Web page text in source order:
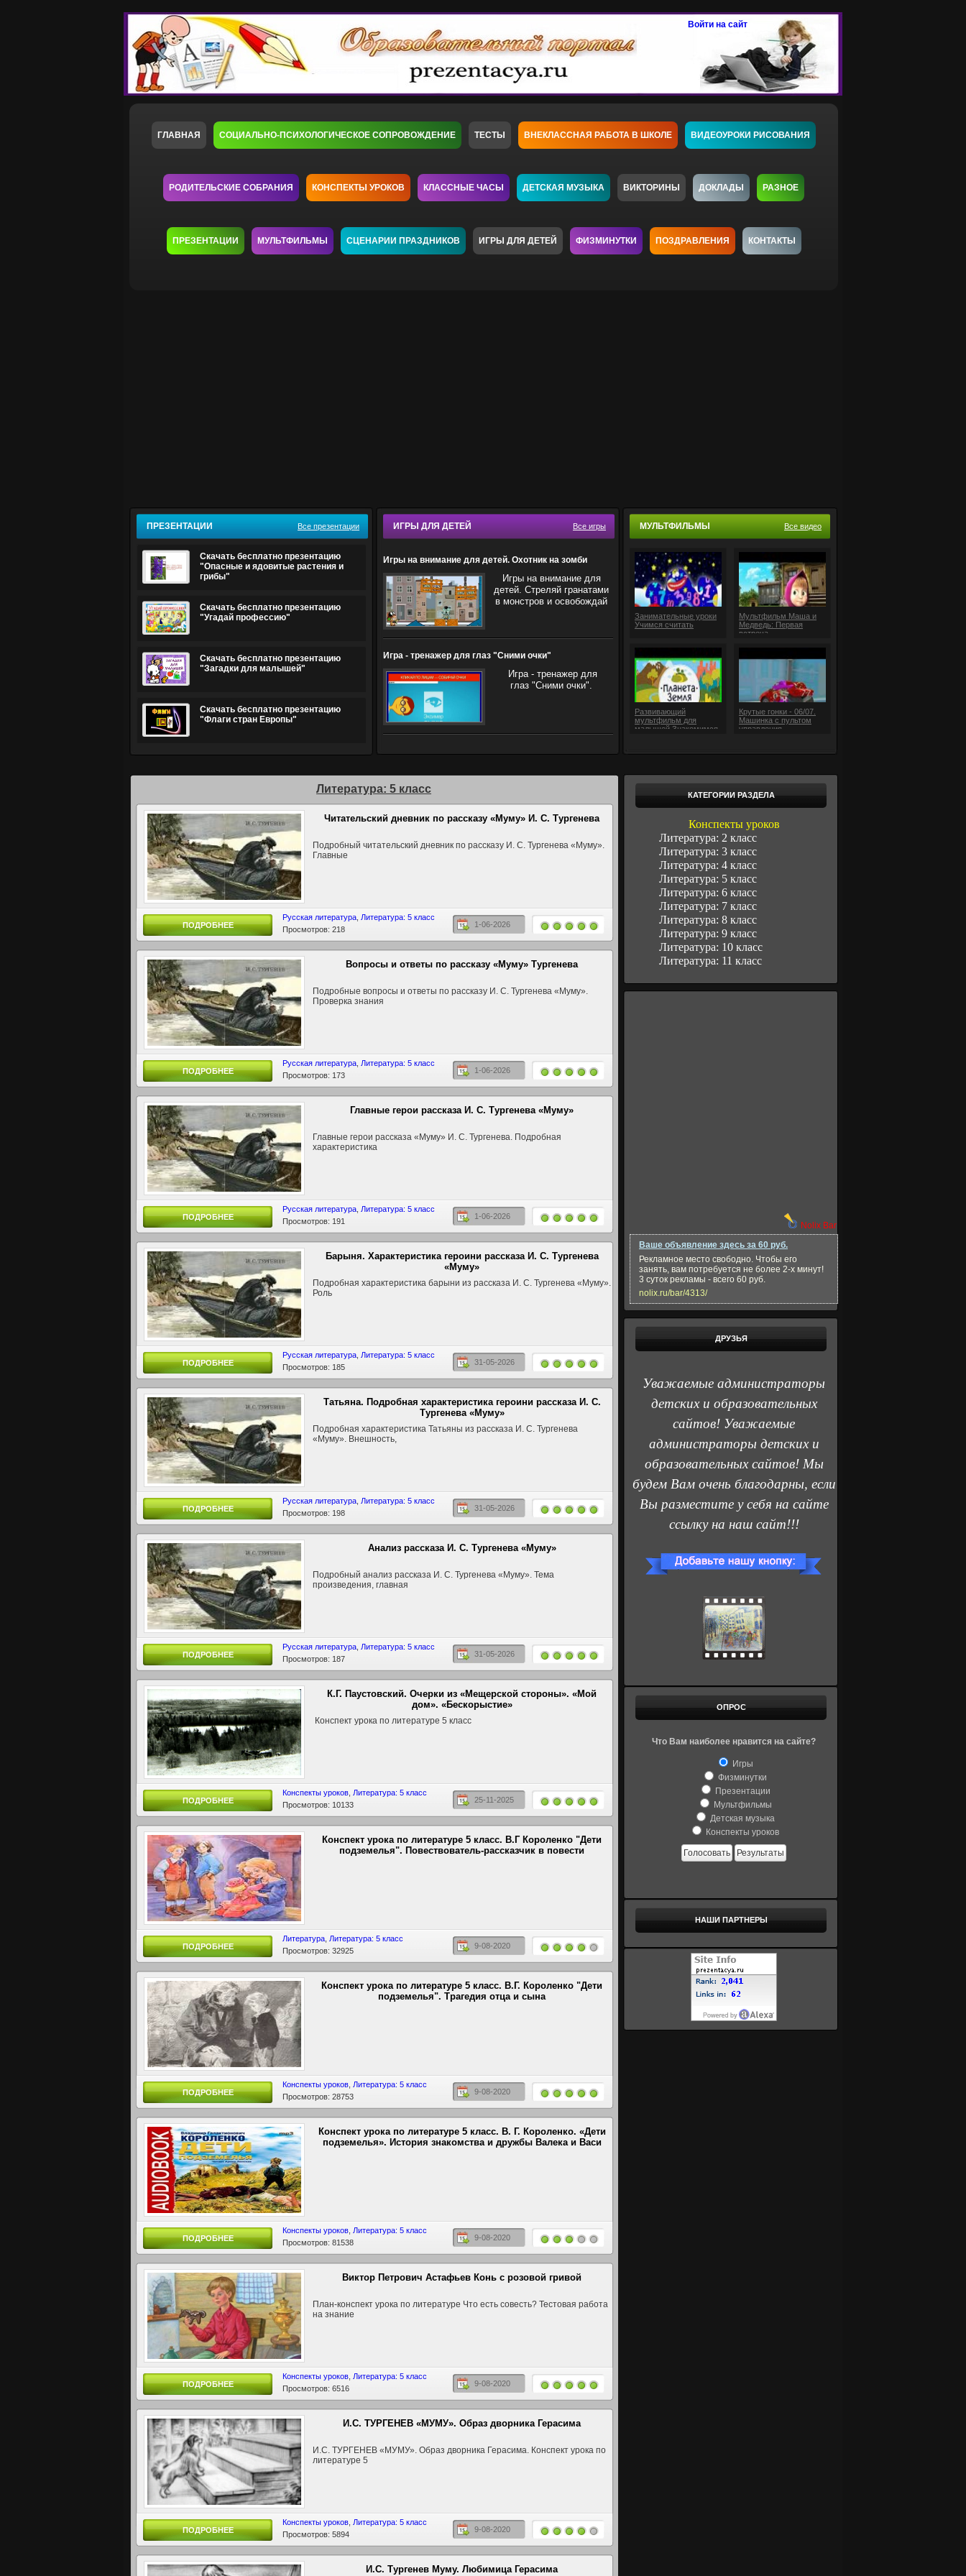
Войти на сайт
ГЛАВНАЯ СОЦИАЛЬНО-ПСИХОЛОГИЧЕСКОЕ СОПРОВОЖДЕНИЕ ТЕСТЫ ВНЕКЛАССНАЯ РАБОТА В ШКОЛЕ ВИДЕОУРОКИ РИСОВАНИЯ
РОДИТЕЛЬСКИЕ СОБРАНИЯ КОНСПЕКТЫ УРОКОВ КЛАССНЫЕ ЧАСЫ ДЕТСКАЯ МУЗЫКА ВИКТОРИНЫ ДОКЛАДЫ РАЗНОЕ
ПРЕЗЕНТАЦИИ МУЛЬТФИЛЬМЫ СЦЕНАРИИ ПРАЗДНИКОВ ИГРЫ ДЛЯ ДЕТЕЙ ФИЗМИНУТКИ ПОЗДРАВЛЕНИЯ КОНТАКТЫ
ПРЕЗЕНТАЦИИ Все презентации
Скачать бесплатно презентацию
"Опасные и ядовитые растения и
грибы"
Скачать бесплатно презентацию
"Угадай профессию"
Скачать бесплатно презентацию
"Загадки для малышей"
Скачать бесплатно презентацию
"Флаги стран Европы"
ИГРЫ ДЛЯ ДЕТЕЙ Все игры
Игры на внимание для детей. Охотник на зомби
Игры на внимание для
детей. Стреляй гранатами
в монстров и освобождай
Игра - тренажер для глаз "Сними очки"
Игра - тренажер для
глаз "Сними очки".
МУЛЬТФИЛЬМЫ Все видео
Занимательные уроки
Учимся считать
Мультфильм Маша и
Медведь: Первая
встреча
Развивающий
мультфильм для
малышей Знакомимся
Крутые гонки - 06/07.
Машинка с пультом
управления
Литература: 5 класс
Читательский дневник по рассказу «Муму» И. С. Тургенева
Подробный читательский дневник по рассказу И. С. Тургенева «Муму».
Главные
ПОДРОБНЕЕ
Русская литература Литература: 5 класс
Просмотров: 218
1-06-2026
Вопросы и ответы по рассказу «Муму» Тургенева
Подробные вопросы и ответы по рассказу И. С. Тургенева «Муму».
Проверка знания
ПОДРОБНЕЕ
Русская литература Литература: 5 класс
Просмотров: 173
1-06-2026
Главные герои рассказа И. С. Тургенева «Муму»
Главные герои рассказа «Муму» И. С. Тургенева. Подробная
характеристика
ПОДРОБНЕЕ
Русская литература Литература: 5 класс
Просмотров: 191
1-06-2026
Барыня. Характеристика героини рассказа И. С. Тургенева
«Муму»
Подробная характеристика барыни из рассказа И. С. Тургенева «Муму».
Роль
ПОДРОБНЕЕ
Русская литература Литература: 5 класс
Просмотров: 185
31-05-2026
Татьяна. Подробная характеристика героини рассказа И. С.
Тургенева «Муму»
Подробная характеристика Татьяны из рассказа И. С. Тургенева
«Муму». Внешность,
ПОДРОБНЕЕ
Русская литература Литература: 5 класс
Просмотров: 198
31-05-2026
Анализ рассказа И. С. Тургенева «Муму»
Подробный анализ рассказа И. С. Тургенева «Муму». Тема
произведения, главная
ПОДРОБНЕЕ
Русская литература Литература: 5 класс
Просмотров: 187
31-05-2026
К.Г. Паустовский. Очерки из «Мещерской стороны». «Мой
дом». «Бескорыстие»
Конспект урока по литературе 5 класс
ПОДРОБНЕЕ
Конспекты уроков Литература: 5 класс
Просмотров: 10133
25-11-2025
Конспект урока по литературе 5 класс. В.Г Короленко "Дети
подземелья". Повествователь-рассказчик в повести
ПОДРОБНЕЕ
Литература Литература: 5 класс
Просмотров: 32925
9-08-2020
Конспект урока по литературе 5 класс. В.Г. Короленко "Дети
подземелья". Трагедия отца и сына
ПОДРОБНЕЕ
Конспекты уроков Литература: 5 класс
Просмотров: 28753
9-08-2020
Конспект урока по литературе 5 класс. В. Г. Короленко. «Дети
подземелья». История знакомства и дружбы Валека и Васи
ПОДРОБНЕЕ
Конспекты уроков Литература: 5 класс
Просмотров: 81538
9-08-2020
Виктор Петрович Астафьев Конь с розовой гривой
План-конспект урока по литературе Что есть совесть? Тестовая работа
на знание
ПОДРОБНЕЕ
Конспекты уроков Литература: 5 класс
Просмотров: 6516
9-08-2020
И.С. ТУРГЕНЕВ «МУМУ». Образ дворника Герасима
И.С. ТУРГЕНЕВ «МУМУ». Образ дворника Герасима. Конспект урока по
литературе 5
ПОДРОБНЕЕ
Конспекты уроков Литература: 5 класс
Просмотров: 5894
9-08-2020
И.С. Тургенев Муму. Любимица Герасима
КАТЕГОРИИ РАЗДЕЛА
Конспекты уроков
Литература: 2 класс
Литература: 3 класс
Литература: 4 класс
Литература: 5 класс
Литература: 6 класс
Литература: 7 класс
Литература: 8 класс
Литература: 9 класс
Литература: 10 класс
Литература: 11 класс
Nolix Bar
Ваше объявление здесь за 60 руб.
Рекламное место свободно. Чтобы его
занять, вам потребуется не более 2-х минут!
3 суток рекламы - всего 60 руб.
nolix.ru/bar/4313/
ДРУЗЬЯ
Уважаемые администраторы
детских и образовательных
сайтов! Уважаемые
администраторы детских и
образовательных сайтов! Мы
будем Вам очень благодарны, если
Вы разместите у себя на сайте
ссылку на наш сайт!!!
ОПРОС
Что Вам наиболее нравится на сайте?
Игры
Физминутки
Презентации
Мультфильмы
Детская музыка
Конспекты уроков
Голосовать Результаты
НАШИ ПАРТНЕРЫ